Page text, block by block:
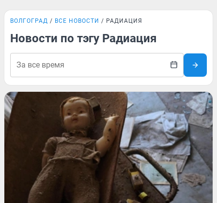
ВОЛГОГРАД ВСЕ НОВОСТИ РАДИАЦИЯ
Новости по тэгу Радиация